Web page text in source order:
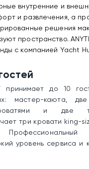
внутренние и
и развлечения, а
решения
пространство.
с компанией Yacht
принимает до 10
мастер-каюта,
и две
три кровати king-
уровень сервиса и